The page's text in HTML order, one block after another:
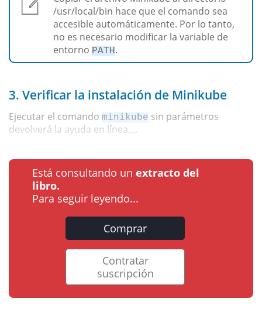
/usr/local/bin hace que el comando sea
accesible automáticamente. Por lo tanto,
no es necesario modificar la variable de
entorno PATH.
3. Verificar la instalación de Minikube
Ejecutar el comando minikube sin parámetros
devolverá la ayuda en línea....
Está consultando un extracto del
libro.
Para seguir leyendo...
Comprar
Contratar
suscripción